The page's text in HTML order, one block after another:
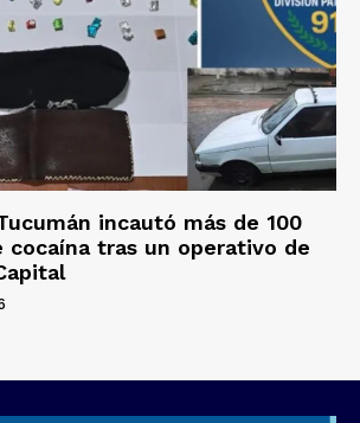
incautó más de 100
cocaína tras un operativo de